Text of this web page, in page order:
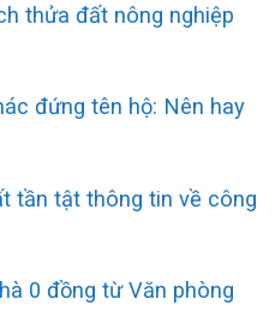
thửa đất nông nghiệp
đứng tên hộ: Nên hay
tần tật thông tin về công
0 đồng từ Văn phòng